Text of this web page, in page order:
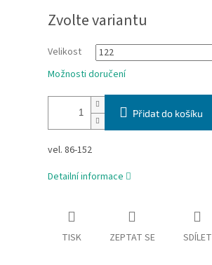
cena:
Zvolte variantu
Velikost
Možnosti doručení
Přidat do košíku
vel. 86-152
Detailní informace
TISK ZEPTAT SE SDÍLET